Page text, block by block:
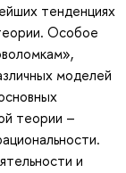
тенденциях
Особое
моделей
теории –
и